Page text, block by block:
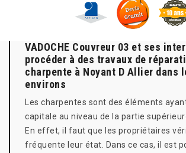
VADOCHE Couvreur 03 et ses
procéder à des travaux de
charpente à Noyant D Allier dans
environs
Les charpentes sont des éléments
capitale au niveau de la partie
En effet, il faut que les propriétaires
fréquente leur état. Dans ce cas, il est